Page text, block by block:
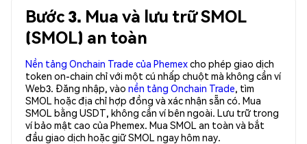
Bước 3. Mua và lưu trữ SMOL
(SMOL) an toàn
Nền tảng Onchain Trade của Phemexcho phép giao dịch
token on-chain chỉ với một cú nhấp chuột mà không cần ví
Web3. Đăng nhập, vào nền tảng Onchain Trade, tìm
SMOL hoặc địa chỉ hợp đồng và xác nhận sẵn có. Mua
SMOL bằng USDT, không cần ví bên ngoài. Lưu trữ trong
ví bảo mật cao của Phemex. Mua SMOL an toàn và bắt
đầu giao dịch hoặc giữ SMOL ngay hôm nay.